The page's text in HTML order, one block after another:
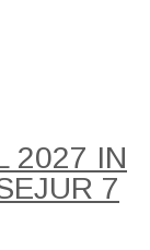
2027 IN
7